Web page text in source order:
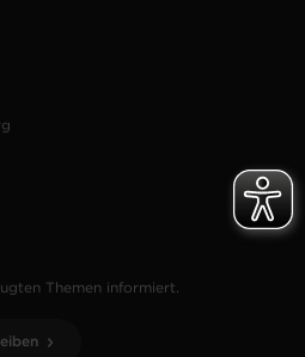
Themen informiert.